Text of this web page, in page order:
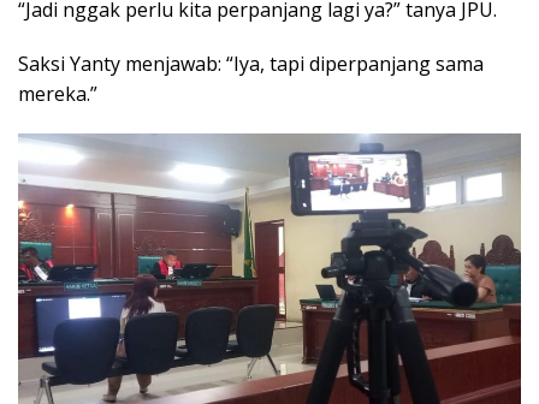
“Jadi nggak perlu kita perpanjang lagi ya?” tanya JPU.
Saksi Yanty menjawab: “Iya, tapi diperpanjang sama
mereka.”